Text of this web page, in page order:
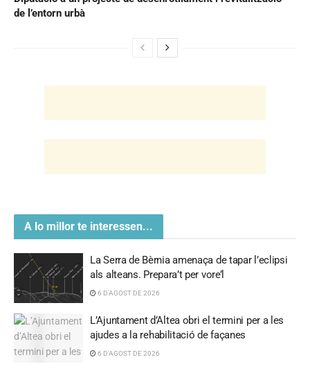
de l’entorn urbà
A lo millor te interessen...
La Serra de Bèrnia amenaça de tapar l’eclipsi
als alteans. Prepara’t per vore’l
6 D'AGOST DE 2026
L’Ajuntament d’Altea obri el termini per a les
ajudes a la rehabilitació de façanes
6 D'AGOST DE 2026